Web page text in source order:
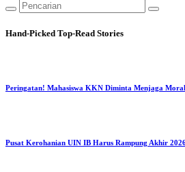
Hand-Picked Top-Read Stories
Peringatan! Mahasiswa KKN Diminta Menjaga
Pusat Kerohanian UIN IB Harus Rampung Akhir